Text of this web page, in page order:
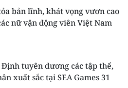
bản lĩnh, khát vọng vươn cao
nữ vận động viên Việt Nam
Định tuyên dương các tập thể,
xuất sắc tại SEA Games 31